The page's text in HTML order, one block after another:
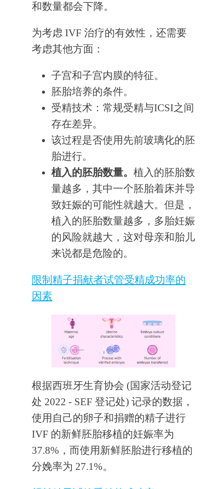
和数量都会下降。
为考虑 IVF 治疗的有效性，还需要
考虑其他方面：
子宫和子宫内膜的特征。
胚胎培养的条件。
受精技术：常规受精与ICSI之间
存在差异。
该过程是否使用先前玻璃化的胚
胎进行。
植入的胚胎数量。 植入的胚胎数
量越多，其中一个胚胎着床并导
致妊娠的可能性就越大。但是，
植入的胚胎数量越多，多胎妊娠
的风险就越大，这对母亲和胎儿
来说都是危险的。
限制精子捐献者试管受精成功率的
因素
根据西班牙生育协会 (国家活动登记
处 2022 - SEF 登记处) 记录的数据，
使用自己的卵子和捐赠的精子进行
IVF 的新鲜胚胎移植的妊娠率为
37.8%，而使用新鲜胚胎进行移植的
分娩率为 27.1%。